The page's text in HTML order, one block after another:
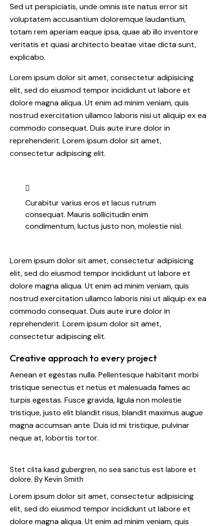
Sed ut perspiciatis, unde omnis iste natus error sit
voluptatem accusantium doloremque laudantium,
totam rem aperiam eaque ipsa, quae ab illo inventore
veritatis et quasi architecto beatae vitae dicta sunt,
explicabo.
Lorem ipsum dolor sit amet, consectetur adipisicing
elit, sed do eiusmod tempor incididunt ut labore et
dolore magna aliqua. Ut enim ad minim veniam, quis
nostrud exercitation ullamco laboris nisi ut aliquip ex ea
commodo consequat. Duis aute irure dolor in
reprehenderit. Lorem ipsum dolor sit amet,
consectetur adipiscing elit.
Curabitur varius eros et lacus rutrum
consequat. Mauris sollicitudin enim
condimentum, luctus justo non, molestie nisl.
Lorem ipsum dolor sit amet, consectetur adipisicing
elit, sed do eiusmod tempor incididunt ut labore et
dolore magna aliqua. Ut enim ad minim veniam, quis
nostrud exercitation ullamco laboris nisi ut aliquip ex ea
commodo consequat. Duis aute irure dolor in
reprehenderit. Lorem ipsum dolor sit amet,
consectetur adipiscing elit.
Creative approach to every project
Aenean et egestas nulla. Pellentesque habitant morbi
tristique senectus et netus et malesuada fames ac
turpis egestas. Fusce gravida, ligula non molestie
tristique, justo elit blandit risus, blandit maximus augue
magna accumsan ante. Duis id mi tristique, pulvinar
neque at, lobortis tortor.
Stet clita kasd gubergren, no sea sanctus est labore et
dolore. By Kevin Smith
Lorem ipsum dolor sit amet, consectetur adipisicing
elit, sed do eiusmod tempor incididunt ut labore et
dolore magna aliqua. Ut enim ad minim veniam, quis